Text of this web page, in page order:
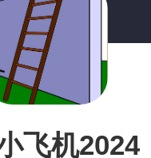
飞机2024